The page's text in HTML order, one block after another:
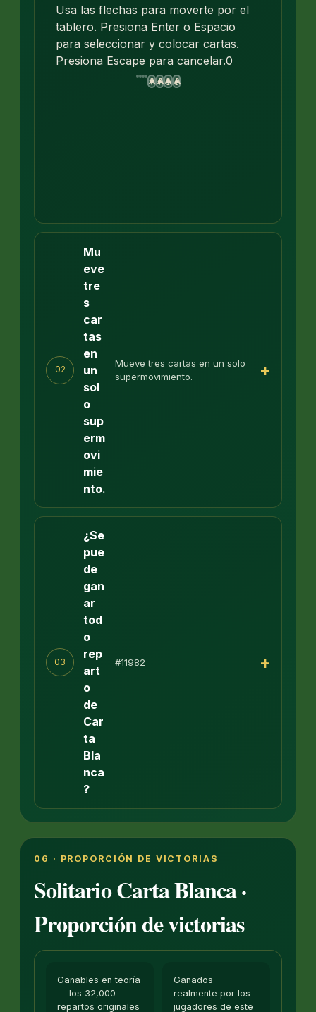
Usa las flechas para moverte por el
tablero. Presiona Enter o Espacio
para seleccionar y colocar cartas.
Presiona Escape para cancelar.0
A
♥ A
♦ A
♣ A
♠
02
Mu
eve
tre
s
car
tas
en
un
sol
o
sup
erm
ovi
mie
nto.
Mueve tres cartas en un solo
supermovimiento.
+
03
¿Se
pue
de
gan
ar
tod
o
rep
art
o
de
Car
ta
Bla
nca
?
#11982 +
06 · PROPORCIÓN DE VICTORIAS
Solitario Carta Blanca ·
Proporción de victorias
Ganables en teoría
— los 32,000
repartos originales
Ganados
realmente por los
jugadores de este